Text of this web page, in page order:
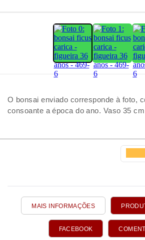
O bonsai enviado corresponde à foto,
consoante a época do ano. Vaso 35
MAIS INFORMAÇÕES
FACEBOOK